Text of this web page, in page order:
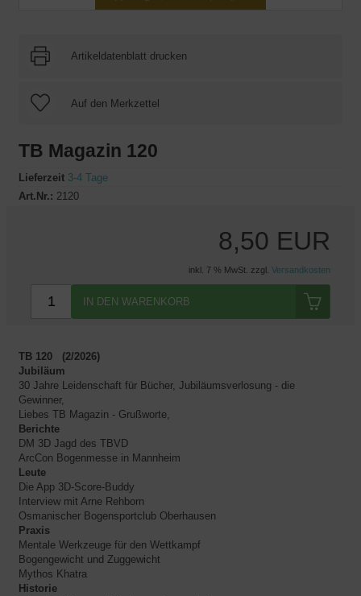
Artikeldatenblatt drucken
TB Magazin 120
Lieferzeit 3-4 Tage
Art.Nr.: 2120
8,50 EUR
inkl. 7 % MwSt. zzgl. Versandkosten
IN DEN WARENKORB
TB 120 (2/2026)
Jubiläum
30 Jahre Leidenschaft für Bücher, Jubiläumsverlosung - die
Gewinner,
Liebes TB Magazin - Grußworte,
Berichte
DM 3D Jagd des TBVD
ArcCon Bogenmesse in Mannheim
Leute
Die App 3D-Score-Buddy
Interview mit Arne Rehborn
Osmanischer Bogensportclub Oberhausen
Praxis
Mentale Werkzeuge für den Wettkampf
Bogengewicht und Zuggewicht
Mythos Khatra
Historie